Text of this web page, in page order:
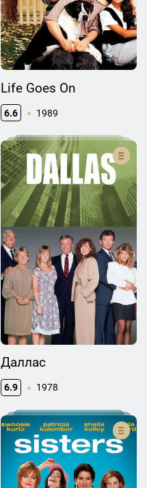
Life Goes On
6.6 1989
Даллас
6.9 1978